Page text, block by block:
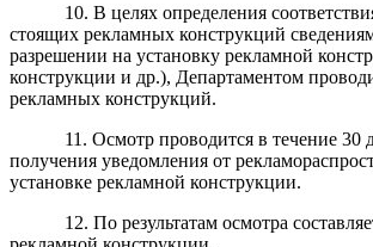
10. В целях определения
стоящих рекламных конструкций
разрешении на установку рекламной
конструкции и др.), Департаментом
рекламных конструкций.
11. Осмотр проводится в течение 30
получения уведомления от
установке рекламной конструкции.
12. По результатам осмотра